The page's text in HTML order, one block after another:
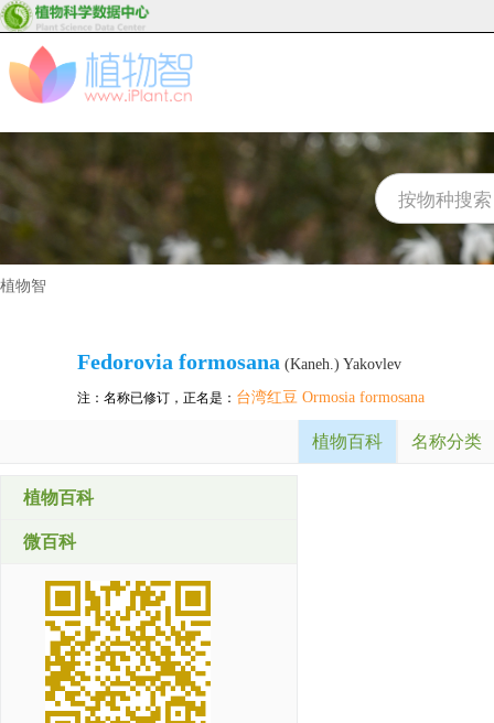
植物智
Fedorovia formosana (Kaneh.) Yakovlev
注：名称已修订，正名是： 台湾红豆 Ormosia formosana
植物百科 名称分类
植物百科
微百科